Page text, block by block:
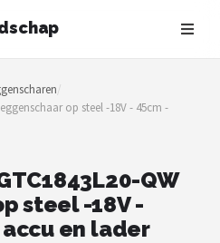
/
op steel -18V - 45cm -
QW
steel -18V -
en lader